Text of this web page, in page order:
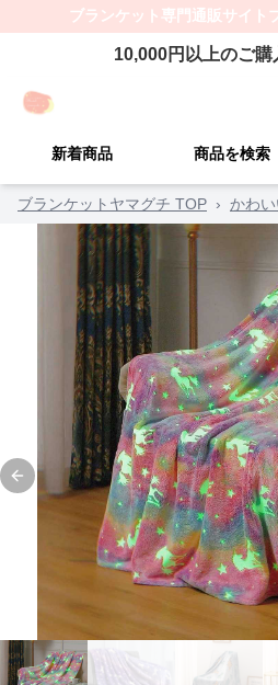
ブランケット 専門通販サイト
10,000円以上のご購
新着商品 商品を検索
ブランケットヤマグチ TOP › かわ
Previous slide